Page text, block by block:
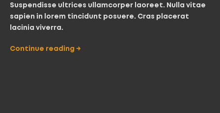
Suspendisse ultrices ullamcorper laoreet. Nulla vitae
sapien in lorem tincidunt posuere. Cras placerat
lacinia viverra.
Continue reading →